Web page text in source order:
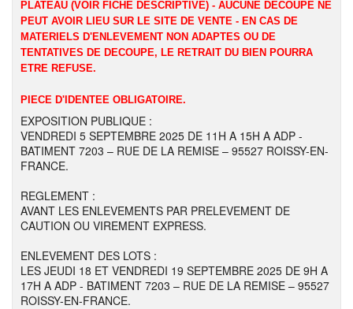
PLATEAU (VOIR FICHE DESCRIPTIVE) - AUCUNE DECOUPE NE
PEUT AVOIR LIEU SUR LE SITE DE VENTE - EN CAS DE
MATERIELS D'ENLEVEMENT NON ADAPTES OU DE
TENTATIVES DE DECOUPE, LE RETRAIT DU BIEN POURRA
ETRE REFUSE.
PIECE D'IDENTEE OBLIGATOIRE.
EXPOSITION PUBLIQUE :
VENDREDI 5 SEPTEMBRE 2025 DE 11H A 15H A ADP -
BATIMENT 7203 – RUE DE LA REMISE – 95527 ROISSY-EN-
FRANCE.
REGLEMENT :
AVANT LES ENLEVEMENTS PAR PRELEVEMENT DE
CAUTION OU VIREMENT EXPRESS.
ENLEVEMENT DES LOTS :
LES JEUDI 18 ET VENDREDI 19 SEPTEMBRE 2025 DE 9H A
17H A ADP - BATIMENT 7203 – RUE DE LA REMISE – 95527
ROISSY-EN-FRANCE.